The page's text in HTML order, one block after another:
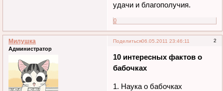
удачи и благополучия.
0
Поделиться 2
06.05.2011 23:46:11
Милушка
Администратор
10 интересных фактов о
бабочках
1. Наука о бабочках